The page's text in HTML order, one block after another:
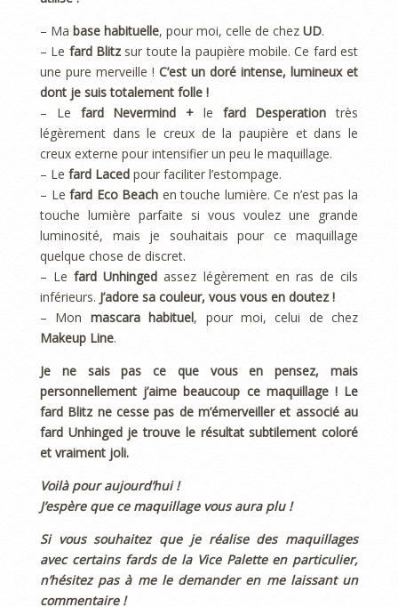
– Ma base habituelle, pour moi, celle de chez UD.
– Le fard Blitz sur toute la paupière mobile. Ce fard est
une pure merveille ! C’est un doré intense, lumineux et
dont je suis totalement folle !
– Le fard Nevermind + le fard Desperation très
légèrement dans le creux de la paupière et dans le
creux externe pour intensifier un peu le maquillage.
– Le fard Laced pour faciliter l’estompage.
– Lefard Eco Beach en touche lumière. Ce n’est pas la
touche lumière parfaite si vous voulez une grande
luminosité, mais je souhaitais pour ce maquillage
quelque chose de discret.
– Lefard Unhinged assez légèrement en ras de cils
inférieurs. J’adore sa couleur, vous vous en doutez !
– Mon mascara habituel, pour moi, celui de chez
Makeup Line.
Je ne sais pas ce que vous en pensez, mais
personnellement j’aime beaucoup ce maquillage ! Le
fard Blitz ne cesse pas de m’émerveiller et associé au
fard Unhinged je trouve le résultat subtilement coloré
et vraiment joli.
Voilà pour aujourd’hui !
J’espère que ce maquillage vous aura plu !
Si vous souhaitez que je réalise des maquillages
avec certains fards de la Vice Palette en particulier,
n’hésitez pas à me le demander en me laissant un
commentaire !